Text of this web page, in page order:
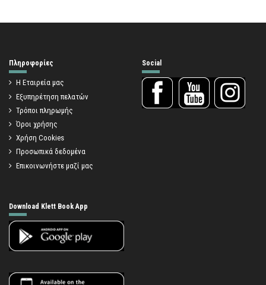
Πληροφορίες
Η Εταιρεία μας
Εξυπηρέτηση πελατών
Τρόποι πληρωμής
Όροι χρήσης
Χρήση Cookies
Προσωπικά δεδομένα
Επικοινωνήστε μαζί μας
Social
Download Klett Book App